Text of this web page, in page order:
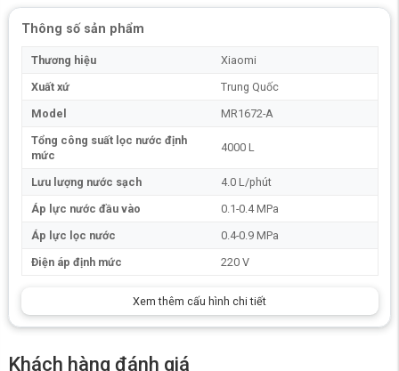
Ưu điểm nổi bật của máy lọc nước RO
Thông lượng nước lên đến 1600G đáp ứng mọi nhu cầu sử dụng
Công nghệ Zero Stable Water 3.0 tiên tiến duy trì độ tươi mới của
Hệ thống lọc sâu lõi kép mang lại độ tinh khiết vượt trội
Thông số sản phẩm
Thương hiệu
Xiaomi
Xuất xứ
Trung Quốc
Model
MR1672-A
Tổng công suất lọc nước định
mức
4000 L
Lưu lượng nước sạch
4.0 L/phút
Áp lực nước đầu vào
0.1-0.4 MPa
Áp lực lọc nước
0.4-0.9 MPa
Điện áp định mức
220 V
Xem thêm cấu hình chi tiết
Khách hàng đánh giá